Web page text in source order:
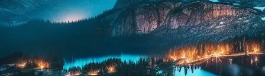
スポンサーリンク